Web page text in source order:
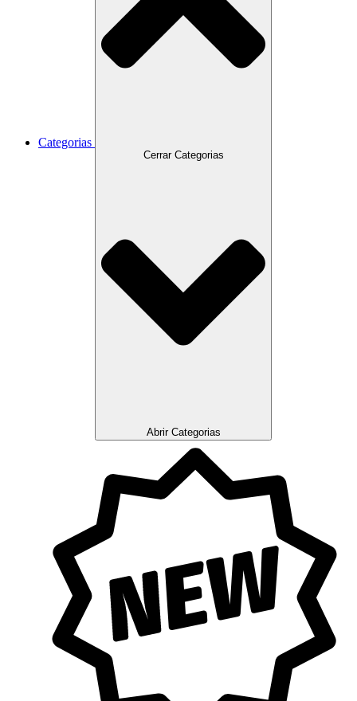
Categorias
Cerrar Categorias
Abrir Categorias